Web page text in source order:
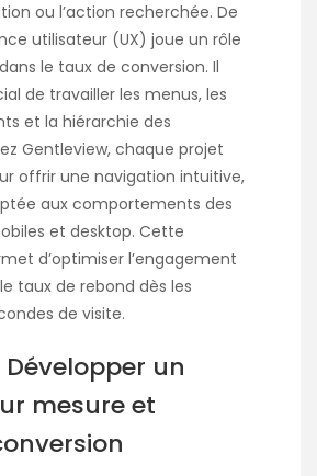
ou l’action recherchée. De
utilisateur (UX) joue un rôle
le taux de conversion. Il
de travailler les menus, les
et la hiérarchie des
Gentleview, chaque projet
offrir une navigation intuitive,
aux comportements des
et desktop. Cette
d’optimiser l’engagement
taux de rebond dès les
de visite.
Développer un
mesure et